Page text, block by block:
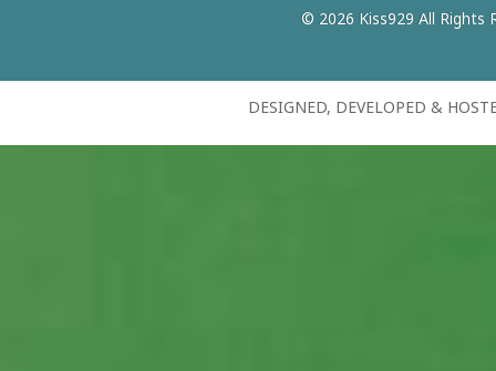
© 2026 Kiss929 All Rights
DESIGNED, DEVELOPED &